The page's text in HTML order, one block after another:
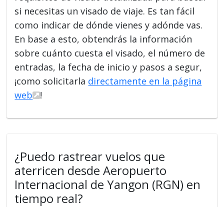
si necesitas un visado de viaje. Es tan fácil
como indicar de dónde vienes y adónde vas.
En base a esto, obtendrás la información
sobre cuánto cuesta el visado, el número de
entradas, la fecha de inicio y pasos a segur,
¡como solicitarla directamente en la página
web
!
¿Puedo rastrear vuelos que
aterricen desde Aeropuerto
Internacional de Yangon (RGN) en
tiempo real?